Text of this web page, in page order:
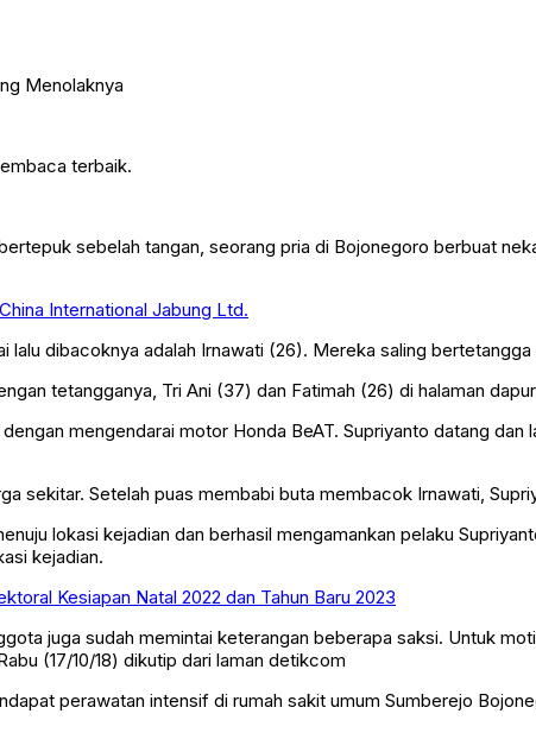
terbaik.
sebelah tangan, seorang pria di Bojonegoro berbuat
International Jabung Ltd.
lalu dibacoknya adalah Irnawati (26). Mereka saling
tetangganya, Tri Ani (37) dan Fatimah (26) di halaman
mengendarai motor Honda BeAT. Supriyanto datang
sekitar. Setelah puas membabi buta membacok Irnawati,
lokasi kejadian dan berhasil mengamankan pelaku
kejadian.
Kesiapan Natal 2022 dan Tahun Baru 2023
juga sudah memintai keterangan beberapa saksi. Untuk
(17/10/18) dikutip dari laman detikcom
perawatan intensif di rumah sakit umum Sumberejo